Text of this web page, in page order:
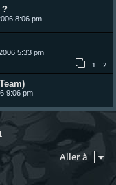
?
8:06 pm
5:33 pm
1 2
9:06 pm
Aller à